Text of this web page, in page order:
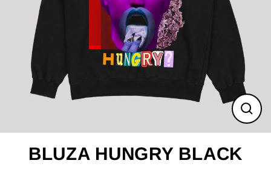
BLUZA HUNGRY BLACK